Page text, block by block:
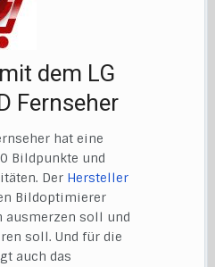
dem LG
Fernseher
hat eine
Bildpunkte und
Der Hersteller
Bildoptimierer
ausmerzen soll und
soll. Und für die
auch das